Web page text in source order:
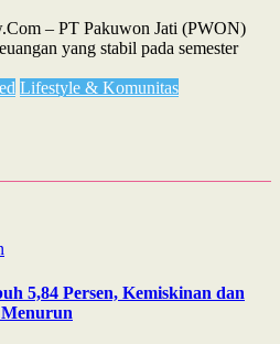
– PT Pakuwon Jati (PWON)
yang stabil pada semester
Lifestyle & Komunitas
5,84 Persen, Kemiskinan dan